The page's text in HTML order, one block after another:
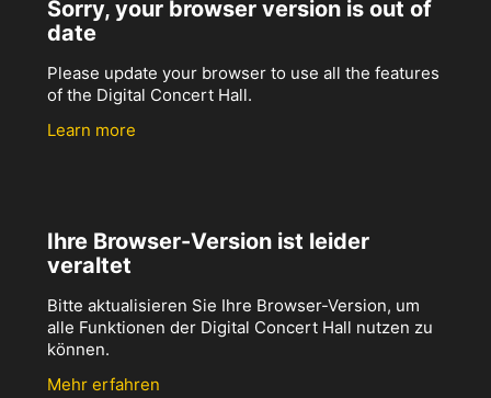
Sorry, your browser version is out of
date
Please update your browser to use all the features
of the Digital Concert Hall.
Learn more
Ihre Browser-Version ist leider
veraltet
Bitte aktualisieren Sie Ihre Browser-Version, um
alle Funktionen der Digital Concert Hall nutzen zu
können.
Mehr erfahren